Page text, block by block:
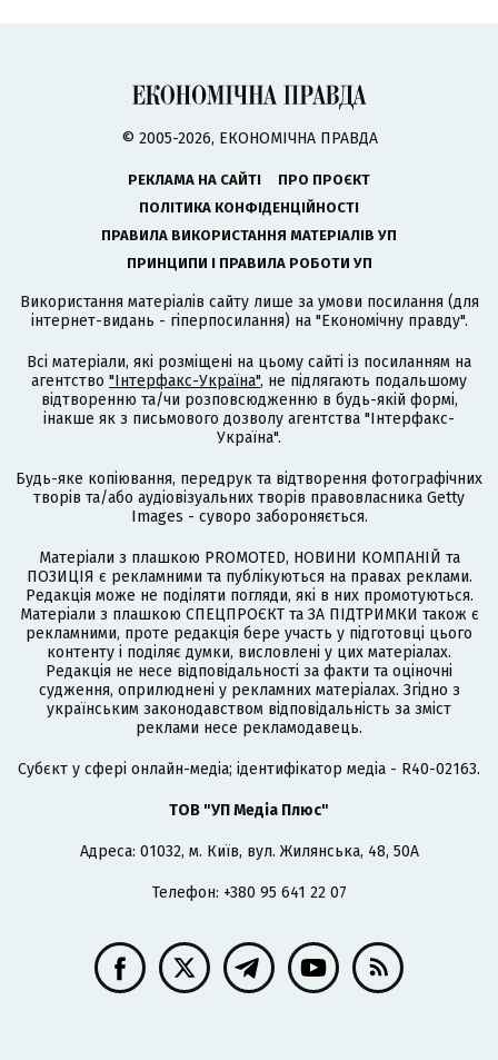
© 2005-2026, ЕКОНОМІЧНА ПРАВДА
РЕКЛАМА НА САЙТІ
ПРО ПРОЄКТ
ПОЛІТИКА КОНФІДЕНЦІЙНОСТІ
ПРАВИЛА ВИКОРИСТАННЯ МАТЕРІАЛІВ УП
ПРИНЦИПИ І ПРАВИЛА РОБОТИ УП
Використання матеріалів сайту лише за умови посилання (для
інтернет-видань - гіперпосилання) на "Економічну правду".
Всі матеріали, які розміщені на цьому сайті із посиланням на
агентство "Інтерфакс-Україна", не підлягають подальшому
відтворенню та/чи розповсюдженню в будь-якій формі,
інакше як з письмового дозволу агентства "Інтерфакс-
Україна".
Будь-яке копіювання, передрук та відтворення фотографічних
творів та/або аудіовізуальних творів правовласника Getty
Images - суворо забороняється.
Матеріали з плашкою PROMOTED, НОВИНИ КОМПАНІЙ та
ПОЗИЦІЯ є рекламними та публікуються на правах реклами.
Редакція може не поділяти погляди, які в них промотуються.
Матеріали з плашкою СПЕЦПРОЄКТ та ЗА ПІДТРИМКИ також є
рекламними, проте редакція бере участь у підготовці цього
контенту і поділяє думки, висловлені у цих матеріалах.
Редакція не несе відповідальності за факти та оціночні
судження, оприлюднені у рекламних матеріалах. Згідно з
українським законодавством відповідальність за зміст
реклами несе рекламодавець.
Cубєкт у сфері онлайн-медіа; ідентифікатор медіа - R40-02163.
ТОВ "УП Медіа Плюс"
Адреса: 01032, м. Київ, вул. Жилянська, 48, 50А
Телефон: +380 95 641 22 07